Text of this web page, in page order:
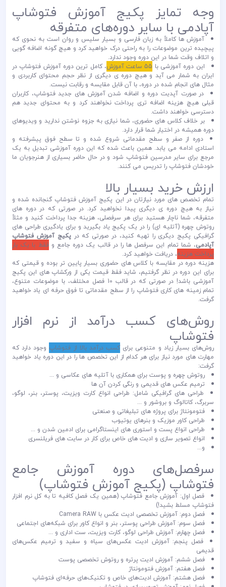
وجه تمایز پکیج آموزش فتوشاپ
آپادمی با سایر دوره‌های متفرقه
آموزش ها کاملاً به زبان فارسی و بسیار سلیس و روان است به نحوی که
پیچیده ترین موضوعات را به راحتی درک خواهید کرد و هیچ گونه اضافه گویی
و اتلاف وقت شما در این دوره وجود ندارد.
این دوره آموزشی با 55 ساعت آموزش
، کامل ترین دوره آموزش فتوشاپ در
ایران به شمار می آید و هیچ دوره ی دیگری از نظر حجم محتوای کاربردی و
مثال های انجام شده در دوره، با آن قابل مقایسه و رقابت نیست.
در صورت آپدیت دوره و اضافه شدن آموزش های جدید فتوشاپ، کاربران
قبلی هیچ هزینه اضافه تری پرداخت نخواهند کرد و به محتوای جدید هم
دسترسی خواهند داشت.
بر خلاف کلاس های حضوری، شما نیازی به جزوه نوشتن ندارید و ویدیوهای
دوره همیشه در اختیار شما قرار دارد.
دوره از صفر و سطح مقدماتی شروع شده و تا سطح فوق پیشرفته و
استادی ادامه می یابد. همین باعث شده که این دوره آموزشی تبدیل به یک
مرجع برای سایر مدرسین فتوشاپ شود و در حال حاضر بسیاری از هنرجویان ما
خودشان فتوشاپ را تدریس می کنند.
ارزش خرید بسیار بالا
تمام تخصص های مورد نیازتان در این پکیج آموزش فتوشاپ گنجانده شده و
نیاز به هیچ دوره ی دیگری پیدا نخواهید کرد. در صورتی که در دوره های
متفرقه، شما ناچار هستید برای هر سرفصلی، هزینه جدا پرداخت کنید و مثلاً
روتوش چهره (آتلیه ای) را در یک پکیج یاد بگیرید و برای یادگیری طراحی های
گرافیکی پکیج دیگری را تهیه کنید، در صورتی که درپکیج آموزش فتوشاپ
آپادمی، شما تمام این سرفصل ها را در قالب یک دوره جامع وفقط با یک بار
پرداخت هزینه، دریافت خواهید کرد.
هزینه دوره در مقایسه با کلاس های حضوری بسیار پایین تر بوده و قیمتی که
برای این دوره در نظر گرفتیم، شاید فقط قیمت یکی از ورکشاپ های این پکیج
آموزشی باشد! در صورتی که در قالب 10 فصل مختلف، با موضوعات متنوع،
تمام زمینه های کاری فتوشاپ را از سطح مقدماتی تا فوق حرفه ای یاد خواهید
گرفت.
روش‌های کسب درآمد از نرم افزار
فتوشاپ
روش‌های بسیار زیاد و متنوعی برای کسب درآمد بالا از فتوشاپ وجود دارد که
مهارت های مورد نیاز برای هر کدام از این تخصص ها را در این دوره یاد خواهید
گرفت:
روتوش چهره و پوست برای همکاری با آتلیه های عکاسی و ...
ترمیم عکس های قدیمی و رنگی کردن آن ها
طراحی های گرافیکی شامل: طراحی انواع کارت ویزیت، پوستر، بنر، لوگو،
سربرگ، کاتالوگ و بروشور و ...
فتومونتاژ برای پروژه های تبلیغاتی و صنعتی
طراحی کاور موزیک و بنرهای یوتیوب
طراحی انواع پست و استوری های اینستاگرامی برای ادمین شدن و ...
انواع تصویر سازی و ادیت های خاص برای کار در سایت های فریلنسری
و...
سرفصل‌های دوره آموزش جامع
فتوشاپ (پکیج آموزش فتوشاپ)
فصل اول: آموزش جامع فتوشاپ (همین یک فصل کافیه تا به کل نرم افزار
فتوشاپ مسلط بشید!)
فصل دوم: آموزش تخصصی ادیت عکس با Camera RAW
فصل سوم: آموزش طراحی پوستر، بنر و انواع کاور برای شبکه‌های اجتماعی
فصل چهارم: آموزش طراحی لوگو، کارت ویزیت، ست اداری و ...
فصل پنجم: آموزش ادیت عکس‌های سیاه و سفید و ترمیم عکس‌های
قدیمی
فصل ششم: آموزش ادیت پرتره و روتوش تخصصی پوست
فصل هفتم: آموزش فتومونتاژ
فصل هشتم: آموزش ادیت‌های خاص و تکنیک‌های حرفه‌ای فتوشاپ